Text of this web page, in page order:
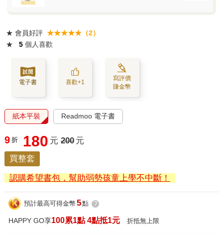
★ 會員好評 ★★★★★（2）
★
5 個人喜歡
電子書 喜歡+1
寫評價
賺金幣
紙本平裝 Readmoo 電子書
9 折 180 元 200 元
買整套
認購希望書包，幫助弱勢孩童上學不中斷！
預計最高可得金幣 5點 ?
HAPPY GO享100累1點 4點抵1元 折抵無上限